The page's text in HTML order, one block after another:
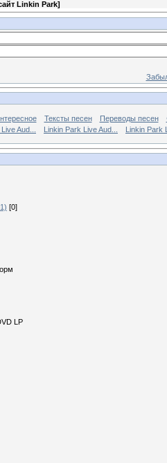
Linkin Park]
Тексты песен Переводы песен
Aud... Linkin Park Live Aud... Linkin Park
[0]
LP